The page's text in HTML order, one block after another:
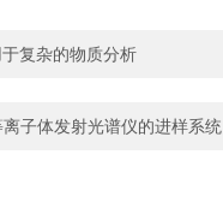
复杂的物质分析
子体发射光谱仪的进样系统